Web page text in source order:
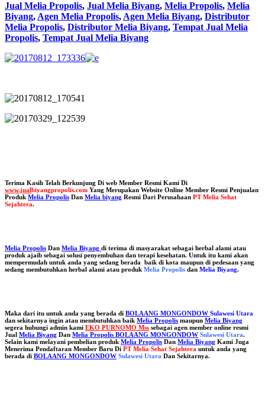
Jual Melia Propolis, Jual Melia Biyang, Melia Propolis, Melia
Biyang, Agen Melia Propolis, Agen Melia Biyang, Distributor
Melia Propolis, Distributor Melia Biyang, Tempat Jual Melia
Propolis, Tempat Jual Melia Biyang
Terima Kasih Telah Berkunjung Di web Member Resmi Kami Di
www.jualbiyangpropolis.com Yang Merupakan Website Online Member Resmi Penjualan
Produk Melia Propolis Dan Melia biyang Resmi Dari Perusahaan PT Melia Sehat
Sejahtera.
Melia Propolis Dan Melia Biyang di terima di masyarakat sebagai herbal alami atau
produk ajaib sebagai solusi penyembuhan dan terapi kesehatan. Untuk itu kami akan
mempermudah untuk anda yang sedang berada baik di kota maupun di pedesaan yang
sedang membutuhkan herbal alami atau produk Melia Propolis dan Melia Biyang.
Maka dari itu untuk anda yang berada di BOLAANG MONGONDOW Sulawesi Utara
dan sekitarnya ingin atau membutuhkan baik Melia Propolis maupun Melia Biyang
segera hubungi admin kami EKO PURNOMO Mss sebagai agen member online resmi
Jual Melia Biyang Dan Melia Propolis BOLAANG MONGONDOW Sulawesi Utara.
Selain kami melayani pembelian produk Melia Propolis Dan Melia Biyang Kami Juga
Menerima Pendaftaran Member Baru Di PT Melia Sehat Sejahtera untuk anda yang
berada di BOLAANG MONGONDOW Sulawesi Utara Dan Sekitarnya.